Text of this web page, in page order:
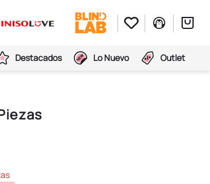
Destacados Lo Nuevo Outlet